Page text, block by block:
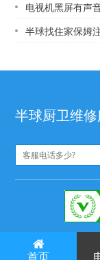
电视机黑屏有声音 电视机黑屏怎
半球找住家保姆注意
半球厨卫维
首页